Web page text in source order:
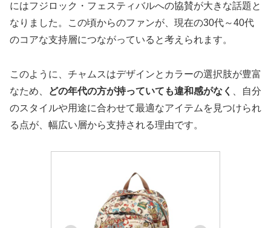
にはフジロック・フェスティバルへの協賛が大きな話題と
なりました。この頃からのファンが、現在の30代～40代
のコアな支持層につながっていると考えられます。
このように、チャムスはデザインとカラーの選択肢が豊富
なため、
どの年代の方が持っていても違和感がなく
、自分
のスタイルや用途に合わせて最適なアイテムを見つけられ
る点が、幅広い層から支持される理由です。